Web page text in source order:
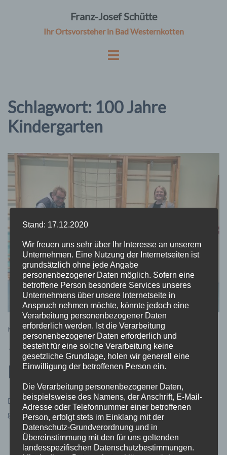
Franz-Josef Schütte
Ihr Ortsvorsteher in Bad Westernkotten
Schlagwort: 100 Jahre
Kindergarten
MAI 27, 2021 NEWS
100 Jahre St. Elisabeth
Kindergarten
Der Kath. Kindergarten St. Elisabeth ist 100 Jahre alt
geworden. Aus diesem […]
Stand: 17.12.2020
Wir freuen uns sehr über Ihr Interesse an unserem
Unternehmen. Eine Nutzung der Internetseiten ist
grundsätzlich ohne jede Angabe
personenbezogener Daten möglich. Sofern eine
betroffene Person besondere Services unseres
Unternehmens über unsere Internetseite in
Anspruch nehmen möchte, könnte jedoch eine
Verarbeitung personenbezogener Daten
erforderlich werden. Ist die Verarbeitung
personenbezogener Daten erforderlich und
besteht für eine solche Verarbeitung keine
gesetzliche Grundlage, holen wir generell eine
Einwilligung der betroffenen Person ein.
Die Verarbeitung personenbezogener Daten,
beispielsweise des Namens, der Anschrift, E-Mail-
Adresse oder Telefonnummer einer betroffenen
Person, erfolgt stets im Einklang mit der
Datenschutz-Grundverordnung und in
Übereinstimmung mit den für uns geltenden
landesspezifischen Datenschutzbestimmungen.